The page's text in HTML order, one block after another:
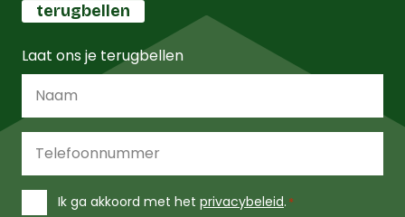
terugbellen
Laat ons je terugbellen
Telefoonnummer
Instemming
Ik ga akkoord met het privacybeleid. *